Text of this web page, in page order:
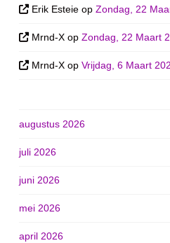
Erik Esteie opZondag, 22
Mrnd-X opZondag, 22 Maart
Mrnd-X opVrijdag, 6 Maart
augustus 2026
juli 2026
juni 2026
mei 2026
april 2026